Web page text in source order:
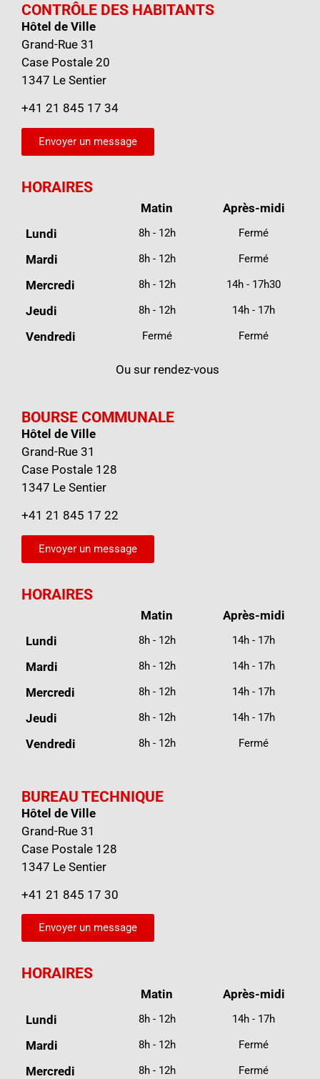
CONTRÔLE DES HABITANTS
Hôtel de Ville
Grand-Rue 31
Case Postale 20
1347 Le Sentier
+41 21 845 17 34
Envoyer un message
HORAIRES
Matin
Après-midi
Lundi
8h - 12h Fermé
Mardi 8h - 12h Fermé
Mercredi 8h - 12h 14h - 17h30
Jeudi 8h - 12h 14h - 17h
Vendredi Fermé Fermé
Ou sur rendez-vous
BOURSE COMMUNALE
Hôtel de Ville
Grand-Rue 31
Case Postale 128
1347 Le Sentier
+41 21 845 17 22
Envoyer un message
HORAIRES
Matin
Après-midi
Lundi
8h - 12h 14h - 17h
Mardi 8h - 12h 14h - 17h
Mercredi 8h - 12h 14h - 17h
Jeudi 8h - 12h 14h - 17h
Vendredi 8h - 12h Fermé
BUREAU TECHNIQUE
Hôtel de Ville
Grand-Rue 31
Case Postale 128
1347 Le Sentier
+41 21 845 17 30
Envoyer un message
HORAIRES
Matin
Après-midi
Lundi
8h - 12h 14h - 17h
Mardi 8h - 12h Fermé
Mercredi 8h - 12h Fermé